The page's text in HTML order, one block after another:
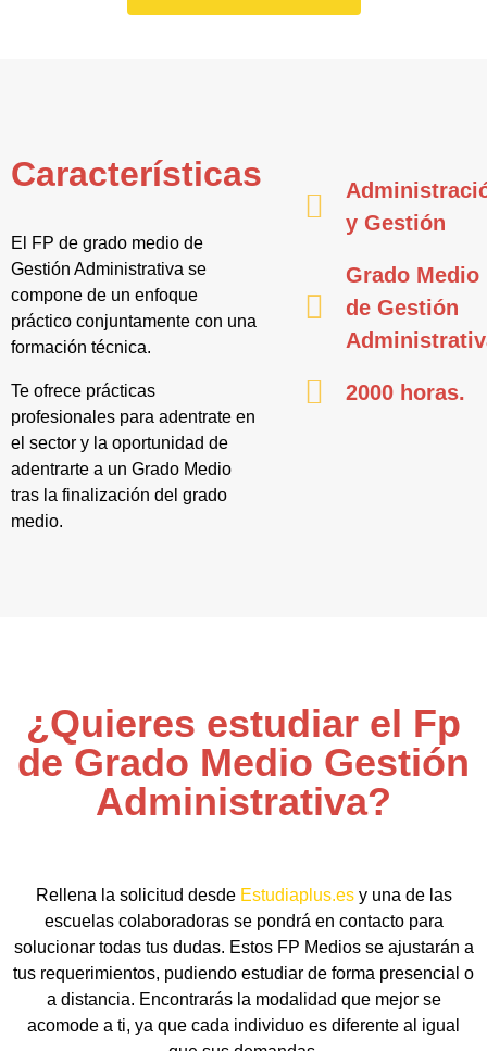
Características
El FP de grado medio de
Gestión Administrativa se
compone de un enfoque
práctico conjuntamente con una
formación técnica.
Te ofrece prácticas
profesionales para adentrate en
el sector y la oportunidad de
adentrarte a un Grado Medio
tras la finalización del grado
medio.
y Gestión
Grado Medio
de Gestión
2000 horas.
¿Quieres estudiar el Fp
de Grado Medio Gestión
Administrativa?
Rellena la solicitud desde Estudiaplus.esy una de las
escuelas colaboradoras se pondrá en contacto para
solucionar todas tus dudas. Estos FP Medios se ajustarán a
tus requerimientos, pudiendo estudiar de forma presencial o
a distancia. Encontrarás la modalidad que mejor se
acomode a ti, ya que cada individuo es diferente al igual